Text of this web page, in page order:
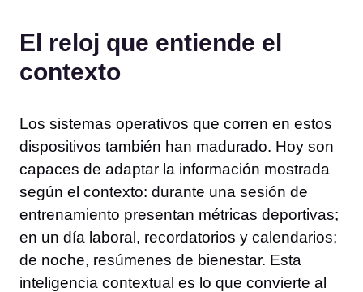
El reloj que entiende el
contexto
Los sistemas operativos que corren en estos
dispositivos también han madurado. Hoy son
capaces de adaptar la información mostrada
según el contexto: durante una sesión de
entrenamiento presentan métricas deportivas;
en un día laboral, recordatorios y calendarios;
de noche, resúmenes de bienestar. Esta
inteligencia contextual es lo que convierte al